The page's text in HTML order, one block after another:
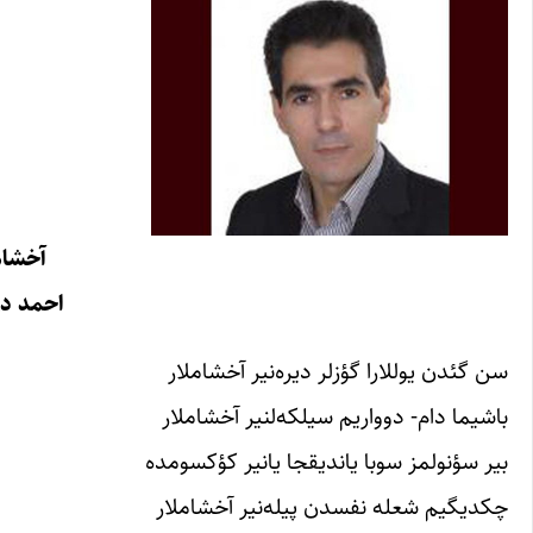
احمد
سن گئدن یوللارا گؤزلر دیره‌نیر آخشاملار
باشیما دام- دوواریم سیلکه‌لنیر آخشاملار
بیر سؤنولمز سوبا یاندیقجا یانیر کؤکسومده
چکدیگیم شعله نفسدن پیله‌نیر آخشاملار